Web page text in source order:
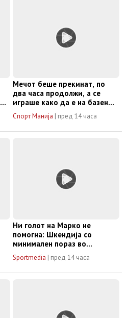
Мечот беше прекинат, по
два часа продолжи, а се
играше како да е на базен
(Видео)
Спорт Манија | пред 14 часа
Ни голот на Марко не
помогна: Шкендија со
минимален пораз во
Единбург!(ВИДЕО)
Sportmedia | пред 14 часа